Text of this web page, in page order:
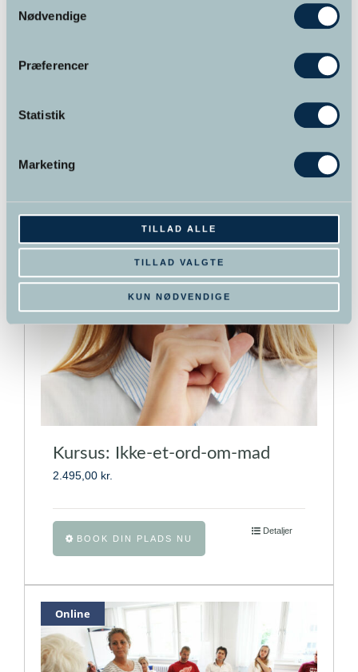
Nødvendige
Præferencer
Statistik
Marketing
TILLAD ALLE
TILLAD VALGTE
KUN NØDVENDIGE
Kursus: Juster dine sejl
flere
varianter.
Mulighederne
kan
vælges
på
Kursus: Ikke-et-ord-om-mad
2.495,00 kr.
BOOK DIN PLADS NU
flere
Mulighederne
kan
vælges
Detaljer
Online